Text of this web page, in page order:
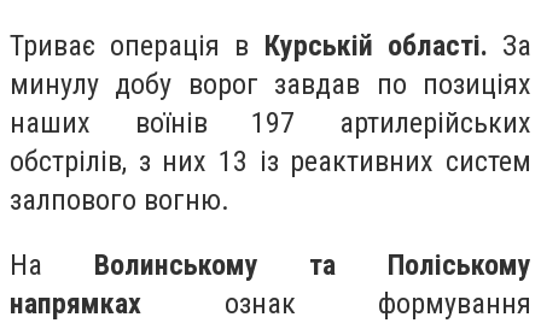
Триває операція в Курській області. За
минулу добу ворог завдав по позиціях
наших воїнів 197 артилерійських
обстрілів, з них 13 із реактивних систем
залпового вогню.
На Волинському та Поліському
напрямках ознак формування